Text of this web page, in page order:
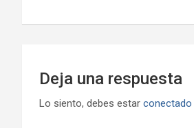
entradas
Deja una respuesta
Lo siento, debes estar conectado